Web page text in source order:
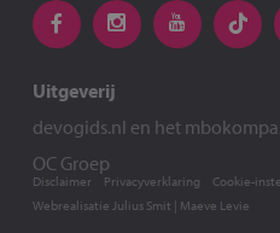
Uitgeverij
devogids.nl en het
OC Groep
Webrealisatie Julius Smit | Maeve Levie
Disclaimer Privacyverklaring Cookie-